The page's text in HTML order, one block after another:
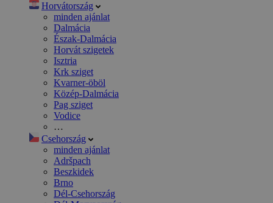
Horvátország
minden ajánlat
Dalmácia
Észak-Dalmácia
Horvát szigetek
Isztria
Krk sziget
Kvarner-öböl
Közép-Dalmácia
Pag sziget
Vodice
…
Csehország
minden ajánlat
Adršpach
Beszkidek
Brno
Dél-Csehország